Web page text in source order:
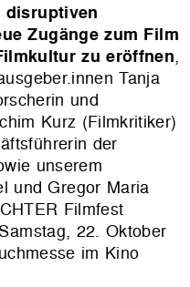
disruptiven
Zugänge zum Film
zu eröffnen,
Tanja
und
Kurz (Filmkritiker)
der
unserem
und Gregor Maria
Filmfest
22. Oktober
im Kino